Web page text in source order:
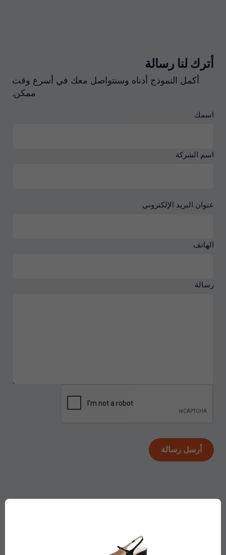
أترك لنا رسالة
أكمل النموذج أدناه وسنتواصل معك في أسرع وقت
ممكن.
اسمك
اسم الشركة
عنوان البريد الإلكتروني
الهاتف
رسالة
نحن نفعل الأشياء بشكل مختلف قليلاً!